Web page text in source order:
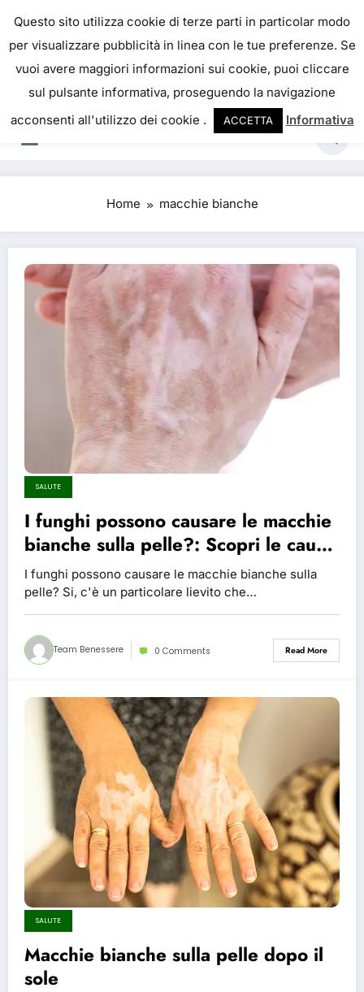
content
IL PORTALE DEL BENESSERE
La salute è come il denaro, non abbiamo mai una
vera idea del suo valore fino a quando la
perdiamo. Josh Billings
Home macchie bianche
SALUTE
I funghi possono causare le macchie
bianche sulla pelle?: Scopri le cause
e tutti i rimedi per trattare questo
problema
I funghi possono causare le macchie bianche sulla
pelle? Si, c'è un particolare lievito che…
Team Benessere 0 Comments Read More
SALUTE
Macchie bianche sulla pelle dopo il
sole
Questo sito utilizza cookie di terze parti in particolar modo
per visualizzare pubblicità in linea con le tue preferenze. Se
vuoi avere maggiori informazioni sui cookie, puoi cliccare
sul pulsante informativa, proseguendo la navigazione
acconsenti all'utilizzo dei cookie .
ACCETTA Informativa